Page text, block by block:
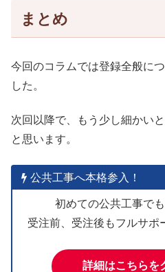
まとめ
今回のコラムでは登録全般に
した。
次回以降で、もう少し細かい
と思います。
公共工事へ本格参入！
初めての公共工事で
受注前、受注後もフルサポ
詳細はこちらを